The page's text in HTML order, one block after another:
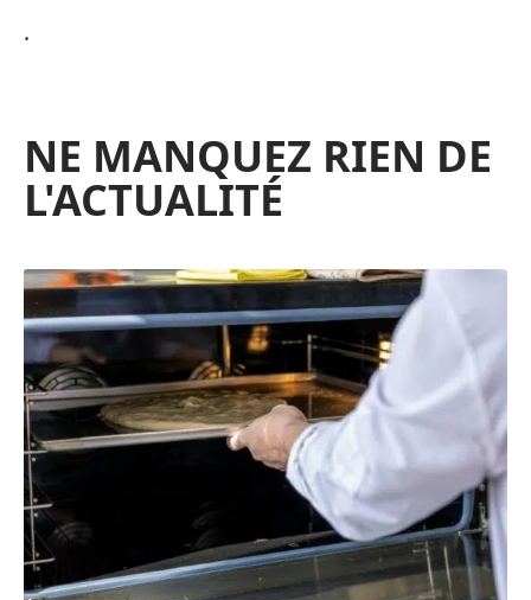
.
NE MANQUEZ RIEN DE
L'ACTUALITÉ